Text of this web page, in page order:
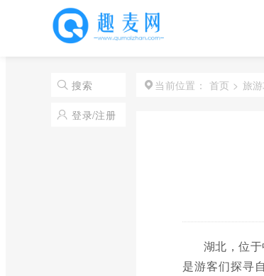
搜索
登录/注册
当前位置： 首页 > 旅
湖北，位
是游客们探寻